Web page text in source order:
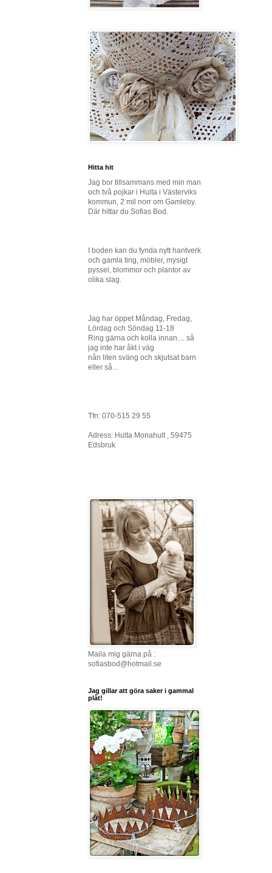
Hitta hit
Jag bor tillsammans med min man
och två pojkar i Hulta i Västerviks
kommun, 2 mil norr om Gamleby.
Där hittar du Sofias Bod.
I boden kan du fynda nytt hantverk
och gamla ting, möbler, mysigt
pyssel, blommor och plantor av
olika slag.
Jag har öppet Måndag, Fredag,
Lördag och Söndag 11-18
Ring gärna och kolla innan.... så
jag inte har åkt i väg
nån liten sväng och skjutsat barn
eller så...
Tfn: 070-515 29 55
Adress: Hulta Monahult , 59475
Edsbruk
Maila mig gärna på :
sofiasbod@hotmail.se
Jag gillar att göra saker i gammal
plåt!